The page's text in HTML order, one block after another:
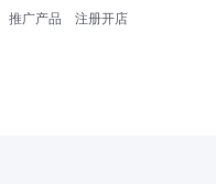
推广产品 注册开店